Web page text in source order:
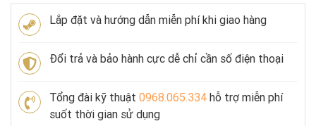
Lắp đặt và hướng dẫn miễn phí khi giao hàng
Đổi trả và bảo hành cực dễ chỉ cần số điện thoại
Tổng đài kỹ thuật 0968.065.334 hỗ trợ miễn phí
suốt thời gian sử dụng